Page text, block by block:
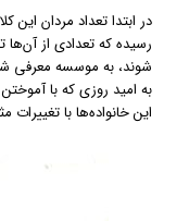
رسیده که تعدادی از
شوند، به موسسه معرفی
به امید روزی که با
این خانواده‌ها با تغییرات